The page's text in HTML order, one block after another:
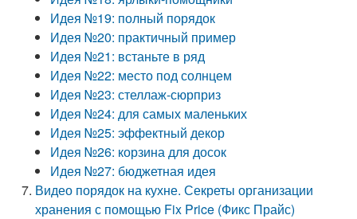
Идея №19: полный порядок
Идея №20: практичный пример
Идея №21: встаньте в ряд
Идея №22: место под солнцем
Идея №23: стеллаж-сюрприз
Идея №24: для самых маленьких
Идея №25: эффектный декор
Идея №26: корзина для досок
Идея №27: бюджетная идея
Видео порядок на кухне. Секреты организации
хранения с помощью Fix Price (Фикс Прайс)